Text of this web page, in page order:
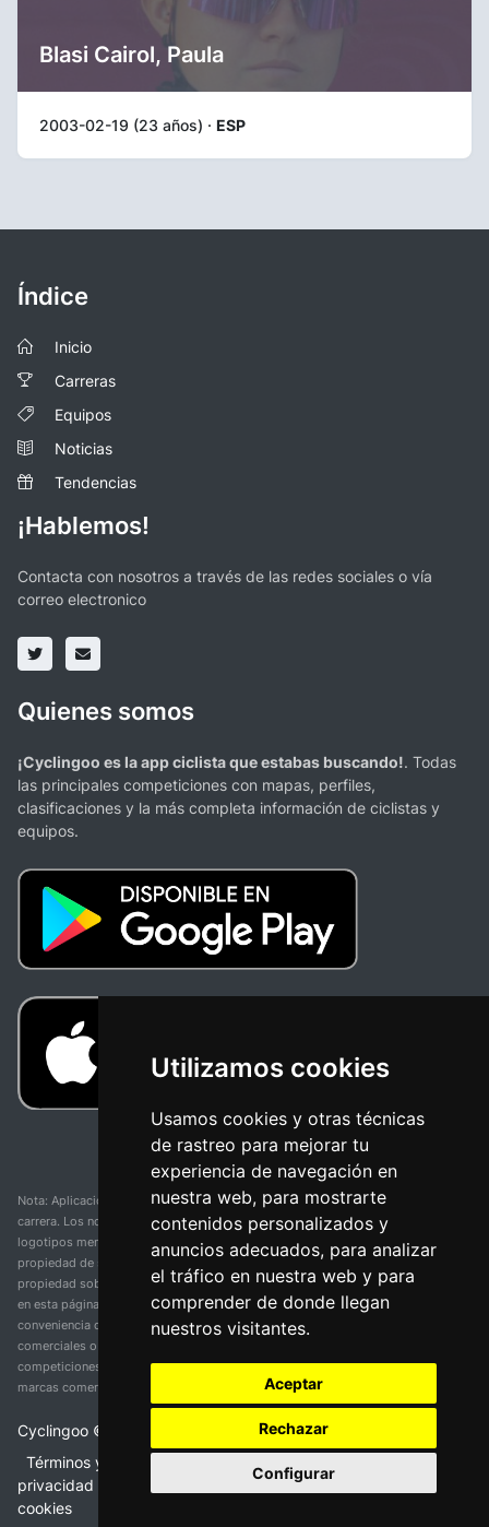
Utilizamos cookies
Usamos cookies y otras técnicas
de rastreo para mejorar tu
experiencia de navegación en
nuestra web, para mostrarte
contenidos personalizados y
anuncios adecuados, para analizar
el tráfico en nuestra web y para
comprender de donde llegan
nuestros visitantes.
Aceptar
Rechazar
Configurar
Blasi Cairol, Paula
2003-02-19 (23 años) · ESP
Índice
Inicio
Carreras
Equipos
Noticias
Tendencias
¡Hablemos!
Contacta con nosotros a través de las redes sociales o vía
correo electronico
Quienes somos
¡Cyclingoo es la app ciclista que estabas buscando!. Todas
las principales competiciones con mapas, perfiles,
clasificaciones y la más completa información de ciclistas y
equipos.
Nota: Aplicación y web no oficial y no relacionada con ninguna organización o
carrera. Los nombres de equipos, competiciones, marcas comerciales y
logotipos mencionados en esta página de resultados de ciclismo son
propiedad de sus respectivos dueños. No tenemos afiliación, patrocinio ni
propiedad sobre estas marcas comerciales. Toda la información proporcionada
en esta página se presenta únicamente con fines informativos y para la
conveniencia de nuestros usuarios. Cualquier uso de nombres, marcas
comerciales o logotipos tiene el único propósito de identificar equipos y
competiciones y no implica asociación o respaldo. Todos los derechos de las
marcas comerciales mencionadas aquí pertenecen a sus propietarios legítimos.
Cyclingoo ©
Términos y condiciones del servicio
privacidad
Política de cookies • Cambiar opciones de
cookies